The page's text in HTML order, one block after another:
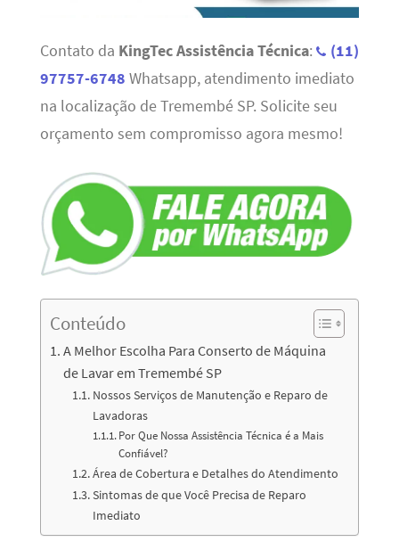
Contato da KingTec Assistência Técnica:
(11)
97757-6748 Whatsapp, atendimento imediato
na localização de Tremembé SP. Solicite seu
orçamento sem compromisso agora mesmo!
Conteúdo
A Melhor Escolha Para Conserto de Máquina
de Lavar em Tremembé SP
Nossos Serviços de Manutenção e Reparo de
Lavadoras
Por Que Nossa Assistência Técnica é a Mais
Confiável?
Área de Cobertura e Detalhes do Atendimento
Sintomas de que Você Precisa de Reparo
Imediato